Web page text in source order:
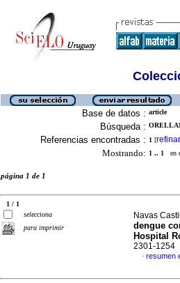
Base de datos : article
Búsqueda :
Referencias encontradas : 1 [refinar
Mostrando: 1 .. 1 en
página 1 de 1
1 / 1
selecciona
para imprimir
Navas
dengue
Hospital
2301-1254
· resumen